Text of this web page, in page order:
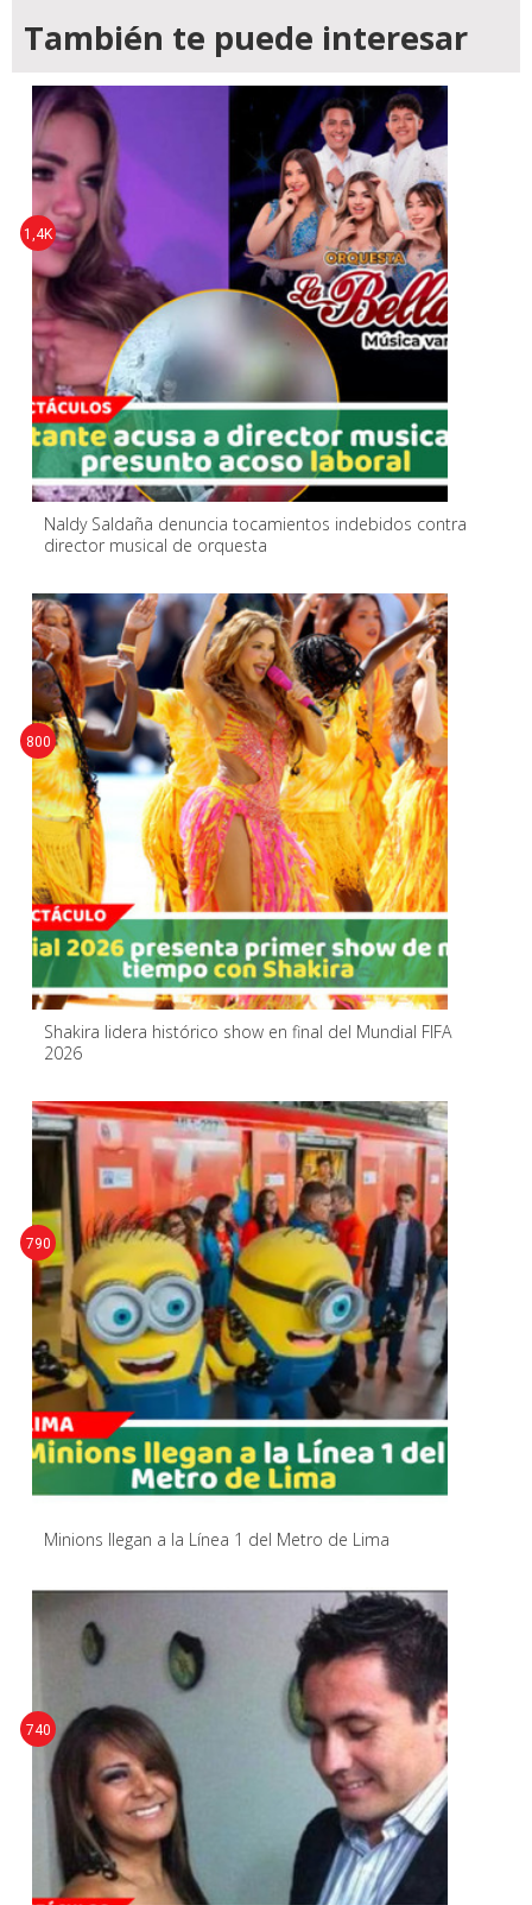
También te puede interesar
Naldy Saldaña denuncia tocamientos indebidos contra
director musical de orquesta
1,4K
Shakira lidera histórico show en final del Mundial FIFA
2026
800
Minions llegan a la Línea 1 del Metro de Lima
790
740